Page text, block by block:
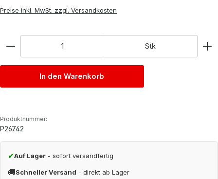
Preise inkl. MwSt. zzgl. Versandkosten
Stk
In den Warenkorb
Produktnummer:
P26742
✔Auf Lager - sofort versandfertig
🚚Schneller Versand - direkt ab Lager